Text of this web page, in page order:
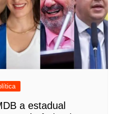
a estadual